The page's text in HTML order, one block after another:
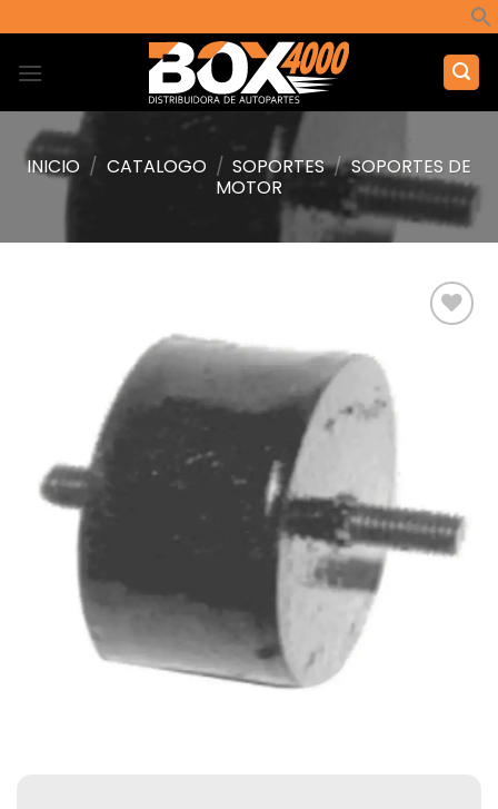
al
contenido
INICIO / CATALOGO / SOPORTES / SOPORTES DE
MOTOR